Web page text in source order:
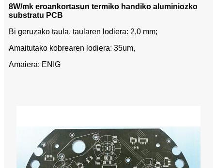
8W/mk eroankortasun termiko handiko aluminiozko
substratu PCB
Bi geruzako taula, taularen lodiera: 2,0 mm;
Amaitutako kobrearen lodiera: 35um,
Amaiera: ENIG